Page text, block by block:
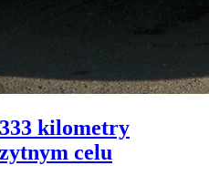
kilometry
celu